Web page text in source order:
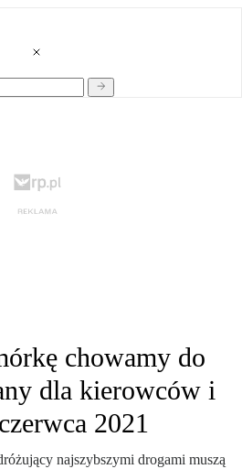
chowamy do
dla kierowców i
2021
najszybszymi drogami muszą